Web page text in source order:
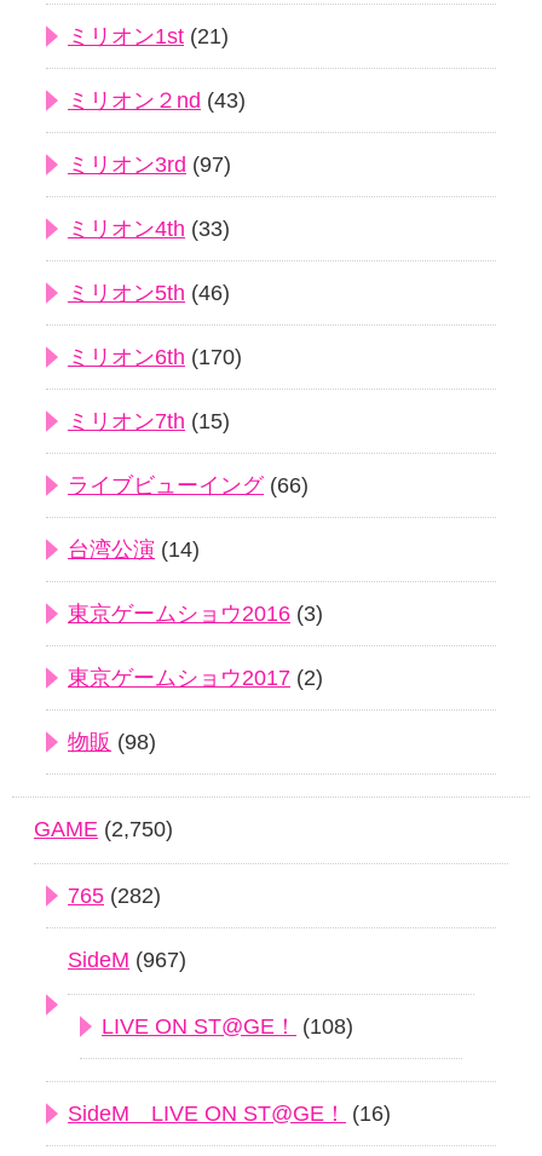
ミリオン1st (21)
ミリオン２nd (43)
ミリオン3rd (97)
ミリオン4th (33)
ミリオン5th (46)
ミリオン6th (170)
ミリオン7th (15)
ライブビューイング(66)
台湾公演 (14)
東京ゲームショウ2016 (3)
東京ゲームショウ2017 (2)
物販 (98)
GAME (2,750)
765 (282)
SideM (967)
LIVE ON ST@GE！ (108)
SideM LIVE ON ST@GE！ (16)